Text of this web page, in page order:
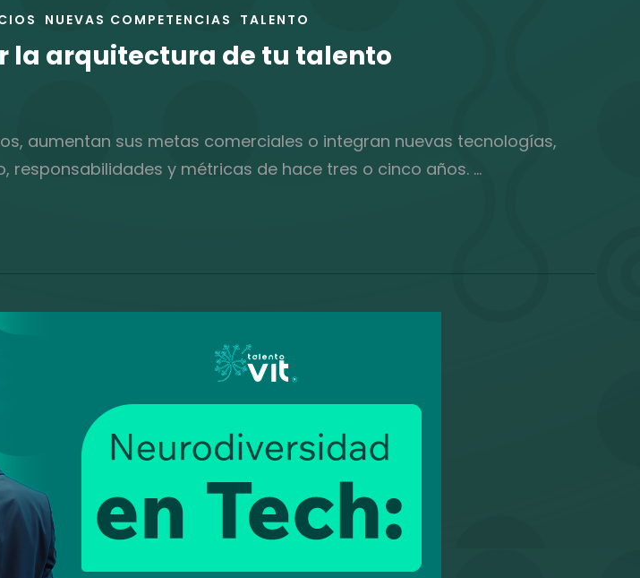
NUEVAS COMPETENCIAS TALENTO
la arquitectura de tu talento
aumentan sus metas comerciales o integran nuevas tecnologías,
y métricas de hace tres o cinco años. …